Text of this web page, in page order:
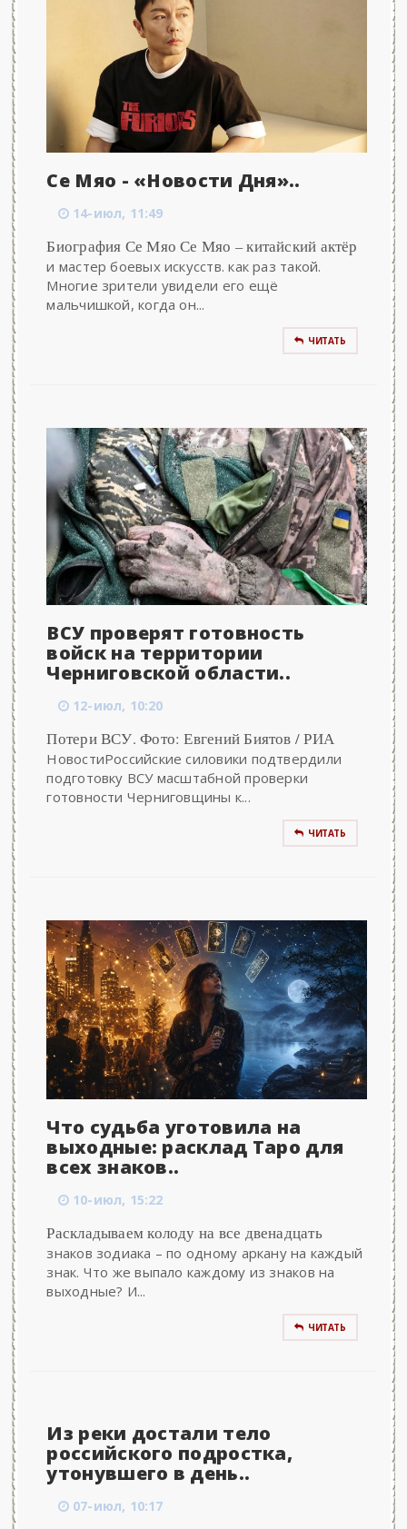
Се Мяо - «Новости Дня»..
14-июл, 11:49
Биография Се Мяо Се Мяо – китайский актёр
и мастер боевых искусств. как раз такой.
Многие зрители увидели его ещё
мальчишкой, когда он...
ЧИТАТЬ
ВСУ проверят готовность
войск на территории
Черниговской области..
12-июл, 10:20
Потери ВСУ. Фото: Евгений Биятов / РИА
НовостиРоссийские силовики подтвердили
подготовку ВСУ масштабной проверки
готовности Черниговщины к...
ЧИТАТЬ
Что судьба уготовила на
выходные: расклад Таро для
всех знаков..
10-июл, 15:22
Раскладываем колоду на все двенадцать
знаков зодиака – по одному аркану на каждый
знак. Что же выпало каждому из знаков на
выходные? И...
ЧИТАТЬ
Из реки достали тело
российского подростка,
утонувшего в день..
07-июл, 10:17